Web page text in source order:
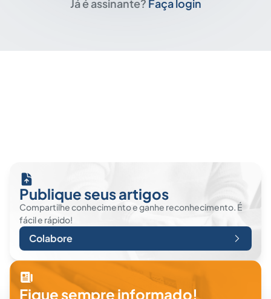
Já é assinante? Faça login
Publique seus artigos
Compartilhe conhecimento e ganhe reconhecimento. É
fácil e rápido!
Colabore
Fique sempre informado!